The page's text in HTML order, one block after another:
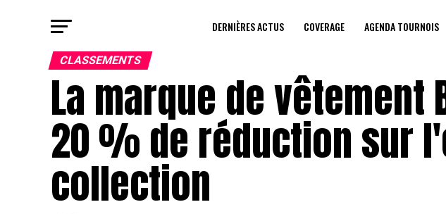
DERNIÈRES ACTUS COVERAGE AGENDA TOURNOIS
CLASSEMENTS
La marque de vêtement
20 % de réduction sur
collection